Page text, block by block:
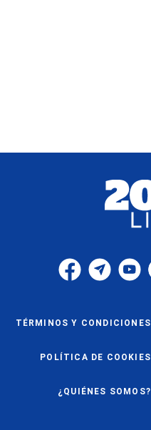
TÉRMINOS Y CONDICIONES
POLÍTICA DE COOKIES
¿QUIÉNES SOMOS?